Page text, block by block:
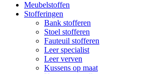
Meubelstoffen
Stofferingen
Bank stofferen
Stoel stofferen
Fauteuil stofferen
Leer specialist
Leer verven
Kussens op maat